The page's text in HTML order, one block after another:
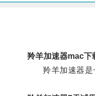
羚羊加速器mac下
羚羊加速器是